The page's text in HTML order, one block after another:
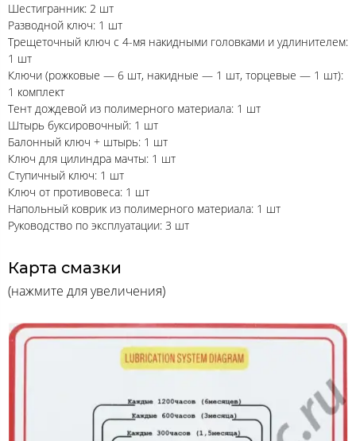
Шестигранник: 2 шт
Разводной ключ: 1 шт
Трещеточный ключ с 4-мя накидными головками и удлинителем:
1 шт
Ключи (рожковые — 6 шт, накидные — 1 шт, торцевые — 1 шт):
1 комплект
Тент дождевой из полимерного материала: 1 шт
Штырь буксировочный: 1 шт
Балонный ключ + штырь: 1 шт
Ключ для цилиндра мачты: 1 шт
Ступичный ключ: 1 шт
Ключ от противовеса: 1 шт
Напольный коврик из полимерного материала: 1 шт
Руководство по эксплуатации: 3 шт
Карта смазки
(нажмите для увеличения)